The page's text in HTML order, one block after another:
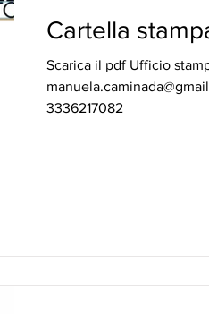
Cartella
Scarica il pdf Ufficio
3336217082